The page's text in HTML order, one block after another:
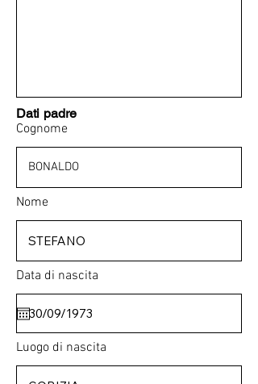
Dati padre
Cognome
Nome
Data di nascita
Luogo di nascita